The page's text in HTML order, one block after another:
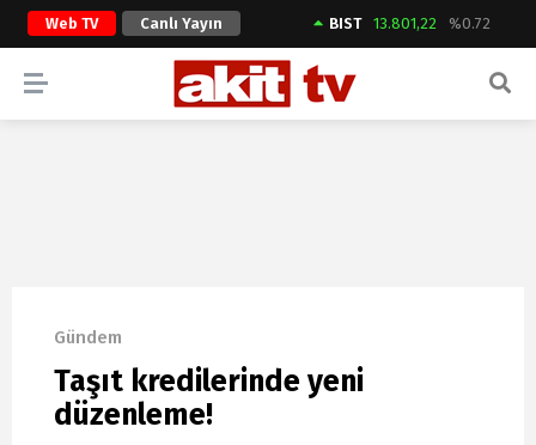
Web TV Canlı Yayın BIST 13.801,22 %0.72
ARAMA YAP
Gündem
Taşıt kredilerinde yeni
düzenleme!